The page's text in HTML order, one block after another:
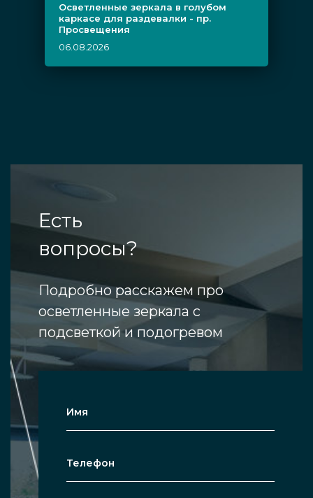
Осветленные зеркала в голубом
каркасе для раздевалки - пр.
Просвещения
06.08.2026
Есть
вопросы?
Подробно расскажем про
осветленные зеркала с
подсветкой и подогревом